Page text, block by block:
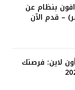
بنظام عن
لاين: فرصتك